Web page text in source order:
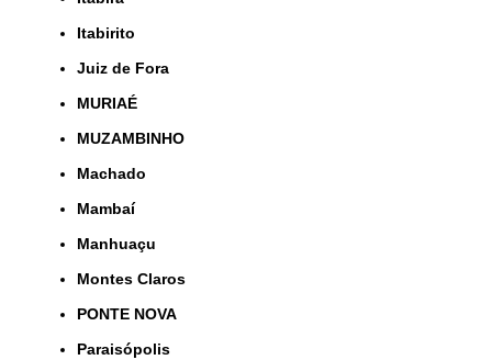
Itabirito
Juiz de Fora
MURIAÉ
MUZAMBINHO
Machado
Mambaí
Manhuaçu
Montes Claros
PONTE NOVA
Paraisópolis